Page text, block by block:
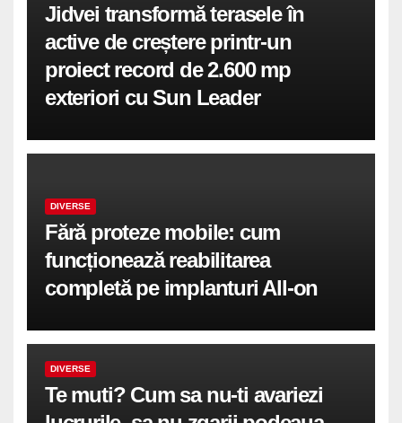
Jidvei transformă terasele în
active de creștere printr-un
proiect record de 2.600 mp
exteriori cu Sun Leader
DIVERSE
Fără proteze mobile: cum
funcționează reabilitarea
completă pe implanturi All-on
DIVERSE
Te muti? Cum sa nu-ti avariezi